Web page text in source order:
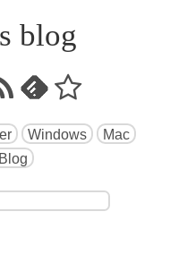
blog
Windows
Mac